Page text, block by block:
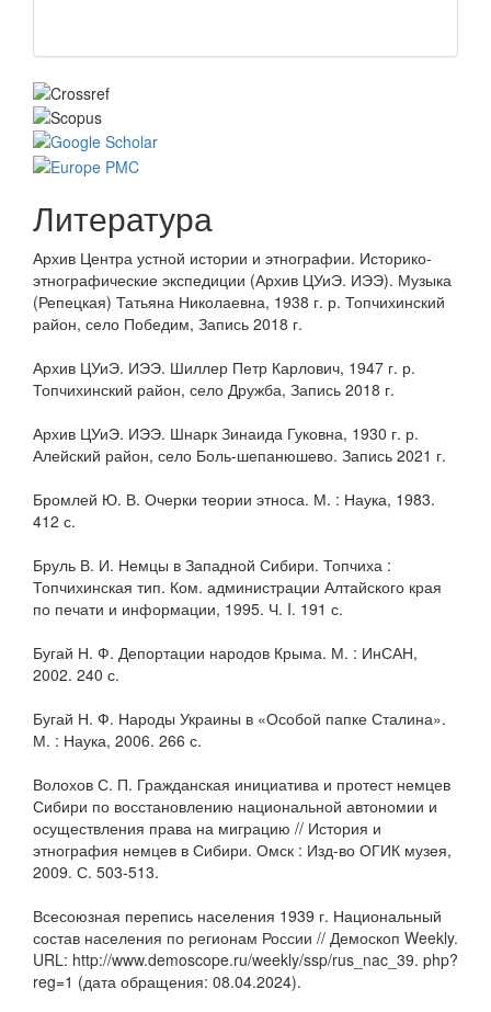
Литература
Архив Центра устной истории и этнографии. Историко-
этнографические экспедиции (Архив ЦУиЭ. ИЭЭ). Музыка
(Репецкая) Татьяна Николаевна, 1938 г. р. Топчихинский
район, село Победим, Запись 2018 г.
Архив ЦУиЭ. ИЭЭ. Шиллер Петр Карлович, 1947 г. р.
Топчихинский район, село Дружба, Запись 2018 г.
Архив ЦУиЭ. ИЭЭ. Шнарк Зинаида Гуковна, 1930 г. р.
Алейский район, село Боль-шепанюшево. Запись 2021 г.
Бромлей Ю. В. Очерки теории этноса. М. : Наука, 1983.
412 с.
Бруль В. И. Немцы в Западной Сибири. Топчиха :
Топчихинская тип. Ком. администрации Алтайского края
по печати и информации, 1995. Ч. I. 191 с.
Бугай Н. Ф. Депортации народов Крыма. М. : ИнСАН,
2002. 240 с.
Бугай Н. Ф. Народы Украины в «Особой папке Сталина».
М. : Наука, 2006. 266 с.
Волохов С. П. Гражданская инициатива и протест немцев
Сибири по восстановлению национальной автономии и
осуществления права на миграцию // История и
этнография немцев в Сибири. Омск : Изд-во ОГИК музея,
2009. С. 503-513.
Всесоюзная перепись населения 1939 г. Национальный
состав населения по регионам России // Демоскоп Weekly.
URL: http://www.demoscope.ru/weekly/ssp/rus_nac_39. php?
reg=1 (дата обращения: 08.04.2024).